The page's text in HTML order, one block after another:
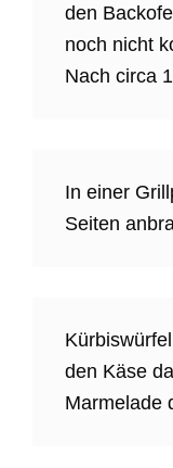
den
noch nicht
Nach circa
In einer
Seiten
den Käse
Marmelade